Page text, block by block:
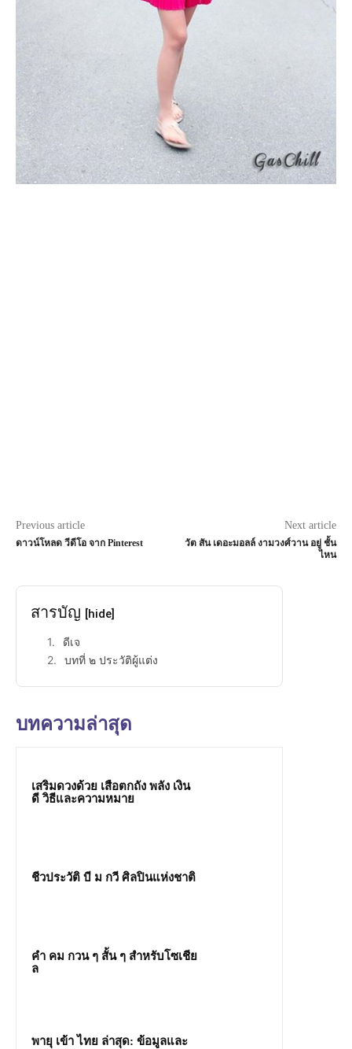
Previous article
ดาวน์โหลด วีดีโอ จาก Pinterest
Next article
วัต สัน เดอะมอลล์ งามวงศ์วาน อยู่ ชั้น
ไหน
สารบัญ [hide]
ดีเจ
บทที่ ๒ ประวัติผู้แต่ง
บทความล่าสุด
เสริมดวงด้วย เสือตกถัง พลัง เงิน
ดี วิธีและความหมาย
ชีวประวัติ บี ม กวี ศิลปินแห่งชาติ
คํา คม กวน ๆ สั้น ๆ สำหรับโซเชีย
ล
พายุ เข้า ไทย ล่าสุด: ข้อมูลและ